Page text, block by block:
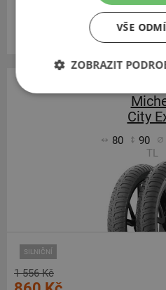
SKLADEM
Na prodejně v
City
80 90
TL
SILNIČNÍ
1 556 Kč
VŠE
ZOBRAZIT